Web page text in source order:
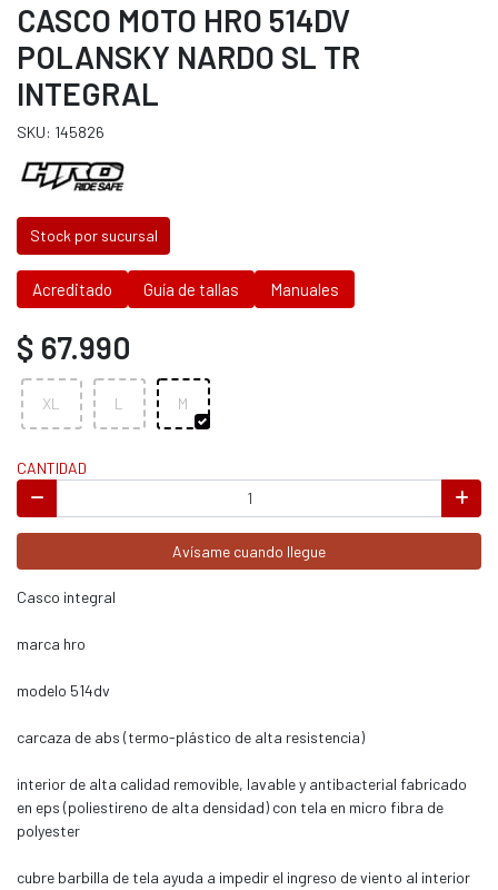
CASCO MOTO HRO 514DV
POLANSKY NARDO SL TR
INTEGRAL
SKU: 145826
Stock por sucursal
Acreditado Guía de tallas Manuales
$ 67.990
XL L M
CANTIDAD
Avísame cuando llegue
Casco integral
marca hro
modelo 514dv
carcaza de abs (termo-plástico de alta resistencia)
interior de alta calidad removible, lavable y antibacterial fabricado
en eps (poliestireno de alta densidad) con tela en micro fibra de
polyester
cubre barbilla de tela ayuda a impedir el ingreso de viento al interior